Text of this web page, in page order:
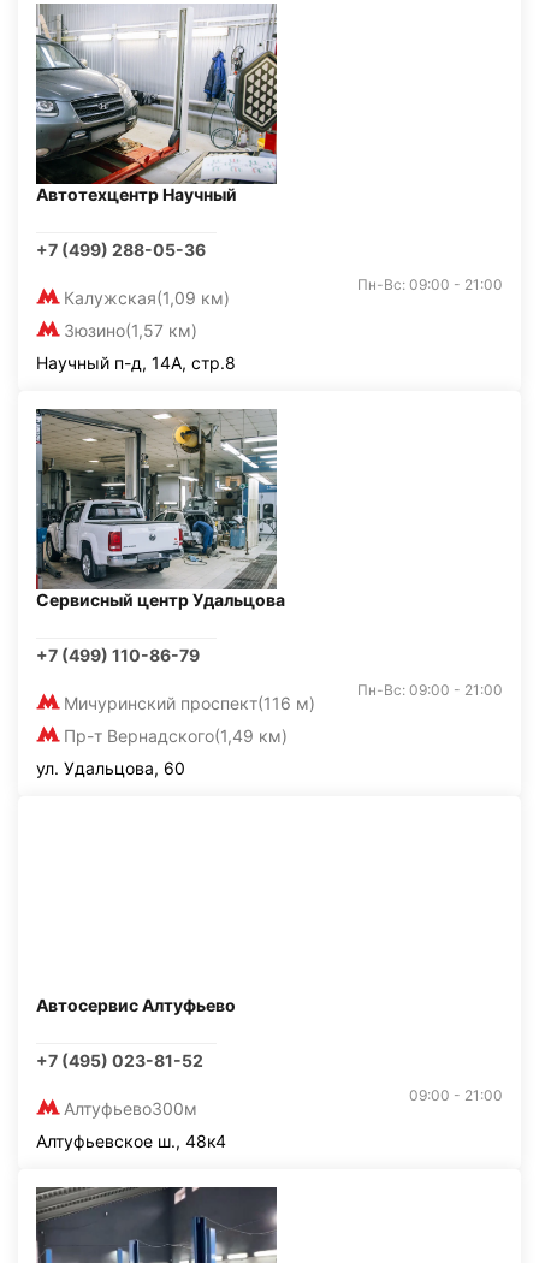
Автотехцентр Научный
+7 (499) 288-05-36
Калужская(1,09 км)
Зюзино(1,57 км)
Пн-Вс: 09:00 - 21:00
Научный п-д, 14А, стр.8
Сервисный центр Удальцова
+7 (499) 110-86-79
Мичуринский проспект(116 м)
Пр-т Вернадского(1,49 км)
Пн-Вс: 09:00 - 21:00
ул. Удальцова, 60
Автосервис Алтуфьево
+7 (495) 023-81-52
Алтуфьево300м
09:00 - 21:00
Алтуфьевское ш., 48к4